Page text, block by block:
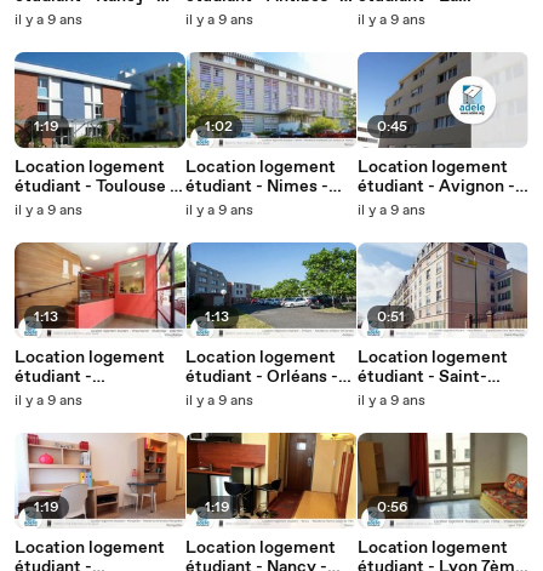
Les Estudines
il y a 9 ans
1:19
Location logement
étudiant - Toulouse -
Résidence
Thales
il y a 9 ans
1:13
Location logement
étudiant -
Villeurbanne -
Park
il y a 9 ans
1:19
Location logement
Odalys Antibes
il y a 9 ans
1:02
Location logement
étudiant - Nimes -
Résidence
Jardins de Pasteur
il y a 9 ans
1:13
Location logement
étudiant - Orléans -
Résidence Orléans
il y a 9 ans
1:19
Location logement
Rochelle - Résidence
il y a 9 ans
0:45
Location logement
étudiant - Avignon -
Studéa Gare TGV
il y a 9 ans
0:51
Location logement
étudiant - Saint-
Maurice -
Saint-Maurice
il y a 9 ans
0:56
Location logement